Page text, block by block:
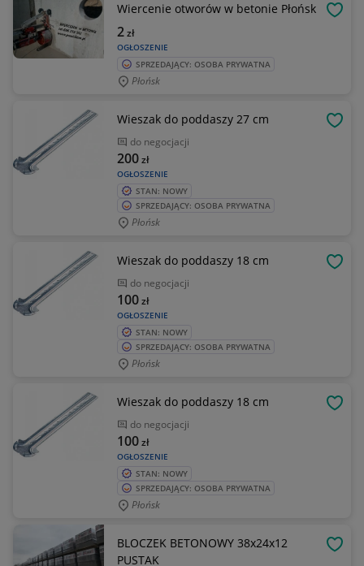
Wiercenie otworów w betonie Płońsk
OGŁOSZENIE
2zł
SPRZEDAJĄCY: OSOBA PRYWATNA
Płońsk
Wieszak do poddaszy 27 cm
do negocjacji
OGŁOSZENIE
200zł
STAN: NOWY
SPRZEDAJĄCY: OSOBA PRYWATNA
Płońsk
Wieszak do poddaszy 18 cm
do negocjacji
OGŁOSZENIE
100zł
STAN: NOWY
SPRZEDAJĄCY: OSOBA PRYWATNA
Płońsk
Wieszak do poddaszy 18 cm
do negocjacji
OGŁOSZENIE
100zł
STAN: NOWY
SPRZEDAJĄCY: OSOBA PRYWATNA
Płońsk
BLOCZEK BETONOWY 38x24x12
PUSTAK